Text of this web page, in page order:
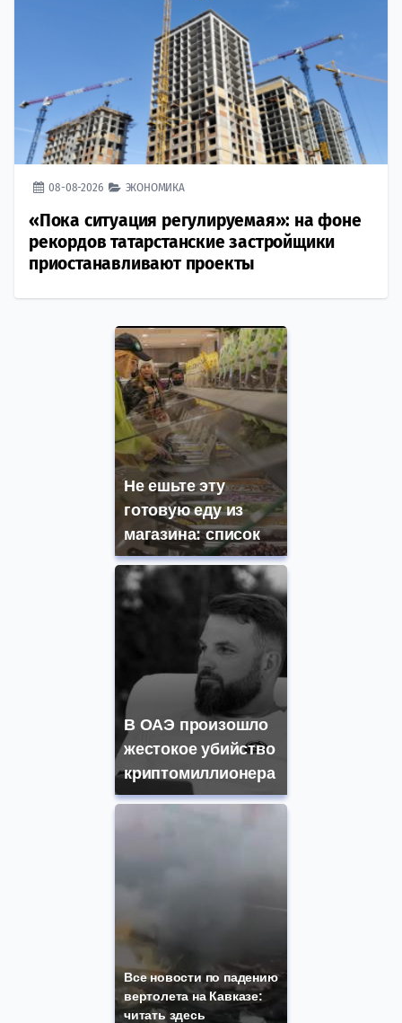
08-08-2026 ЭКОНОМИКА
«Пока ситуация регулируемая»: на фоне
рекордов татарстанские застройщики
приостанавливают проекты
Не ешьте эту
готовую еду из
магазина: список
В ОАЭ произошло
жестокое убийство
криптомиллионера
Все новости по падению
вертолета на Кавказе:
читать здесь